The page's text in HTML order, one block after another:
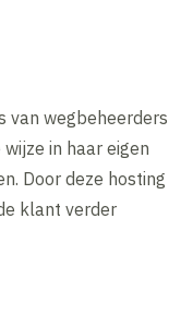
van wegbeheerders
in haar eigen
Door deze hosting
klant verder